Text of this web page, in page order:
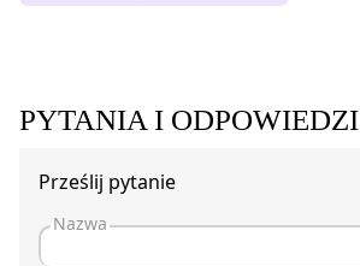
PYTANIA I ODPOWIEDZI
Prześlij pytanie